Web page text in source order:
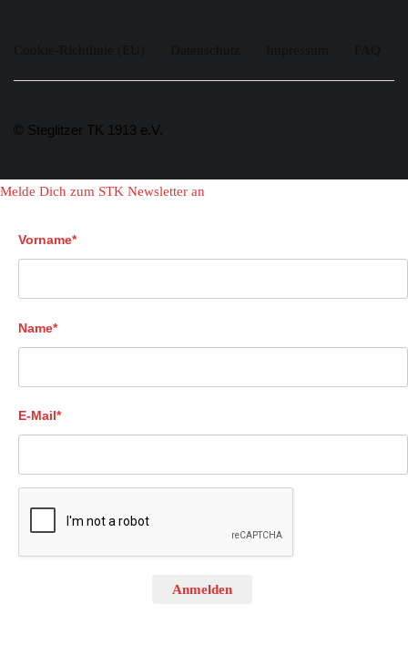
© Steglitzer TK 1913 e.V.
Melde Dich zum STK Newsletter an
Vorname*
Name*
E-Mail*
Anmelden